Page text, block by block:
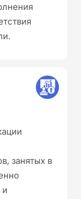
занятых в
и